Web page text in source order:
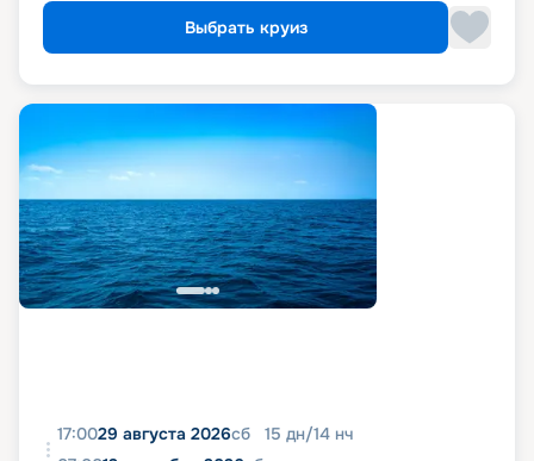
Выбрать круиз
17:0029 августа 2026сб 15 дн/14 нч